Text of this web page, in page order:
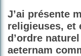
J’ai présente
religieuses, et
d’ordre
aeternam